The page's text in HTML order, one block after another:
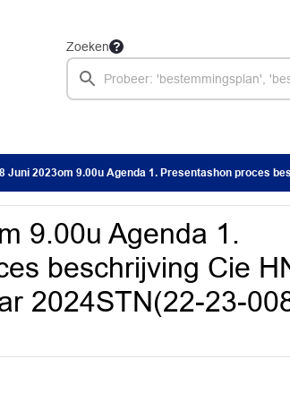
Zoeken
9.00u Agenda 1. Presentashon proces beschrijving Cie HNO 2. Concept Begroting dienstjaar 2024STN(22-23-00887,22-23-
9.00u Agenda 1.
beschrijving Cie
2024STN(22-23-